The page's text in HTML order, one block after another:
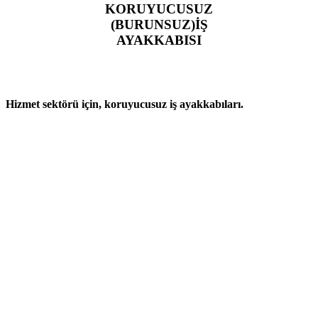
KORUYUCUSUZ
(BURUNSUZ)İŞ
AYAKKABISI
Hizmet sektörü için, koruyucusuz iş ayakkabıları.